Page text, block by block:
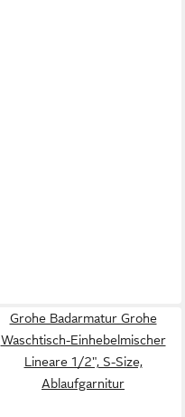
Grohe Badarmatur Grohe
Waschtisch-Einhebelmischer
Lineare 1/2", S-Size,
Ablaufgarnitur